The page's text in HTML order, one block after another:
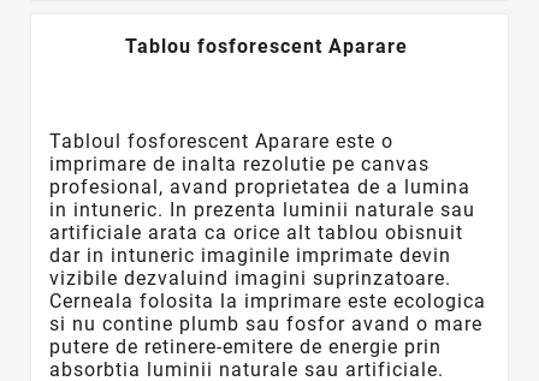
Tablou fosforescent Aparare
Tabloul fosforescent Aparare este o
imprimare de inalta rezolutie pe canvas
profesional, avand proprietatea de a lumina
in intuneric. In prezenta luminii naturale sau
artificiale arata ca orice alt tablou obisnuit
dar in intuneric imaginile imprimate devin
vizibile dezvaluind imagini suprinzatoare.
Cerneala folosita la imprimare este ecologica
si nu contine plumb sau fosfor avand o mare
putere de retinere-emitere de energie prin
absorbtia luminii naturale sau artificiale.